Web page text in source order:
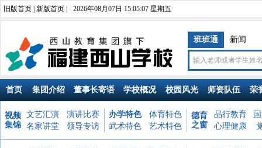
旧版首页 新版首页 2026年08月07日 15:05:10 星期五
班班通 新闻
首页 集团介绍 董事长寄语 学校概况 校园风光 师资队伍 荣
视频
集锦
文艺汇演
演讲比赛
名家讲堂
领导专访
办学特色
体育特色
武术特色
艺术特色
德育
之窗
品行教育
心理健康